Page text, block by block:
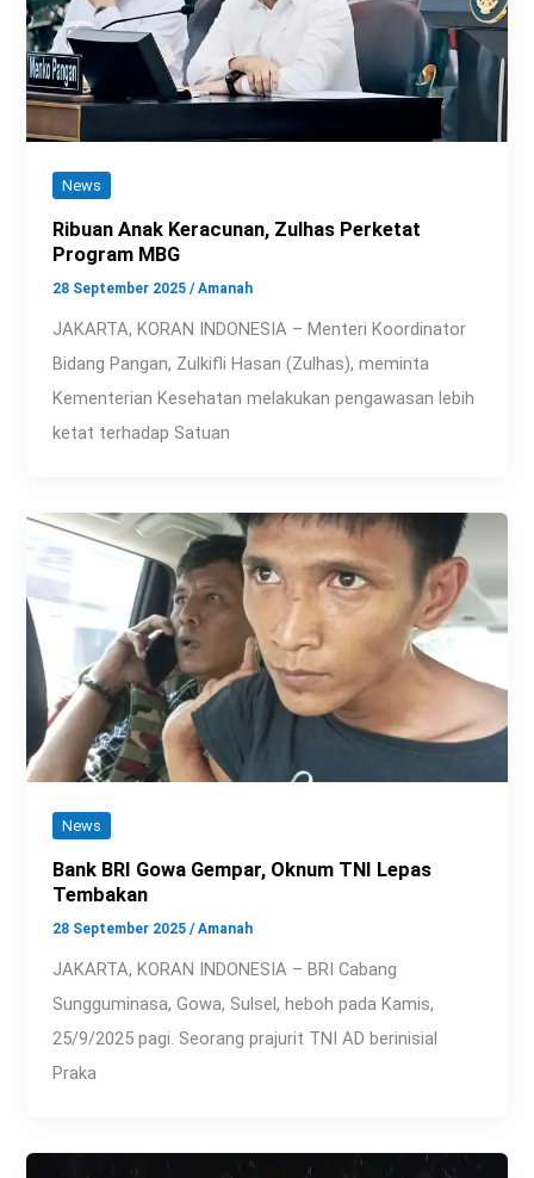
News
Ribuan Anak Keracunan, Zulhas Perketat
Program MBG
28 September 2025/Amanah
JAKARTA, KORAN INDONESIA – Menteri Koordinator
Bidang Pangan, Zulkifli Hasan (Zulhas), meminta
Kementerian Kesehatan melakukan pengawasan lebih
ketat terhadap Satuan
News
Bank BRI Gowa Gempar, Oknum TNI Lepas
Tembakan
28 September 2025/Amanah
JAKARTA, KORAN INDONESIA – BRI Cabang
Sungguminasa, Gowa, Sulsel, heboh pada Kamis,
25/9/2025 pagi. Seorang prajurit TNI AD berinisial
Praka